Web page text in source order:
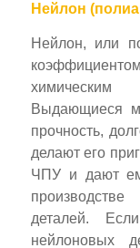
Нейлон
Нейлон, или
Выдающиеся
прочность,
делают его
ЧПУ и дают
деталей.
нейлоновых